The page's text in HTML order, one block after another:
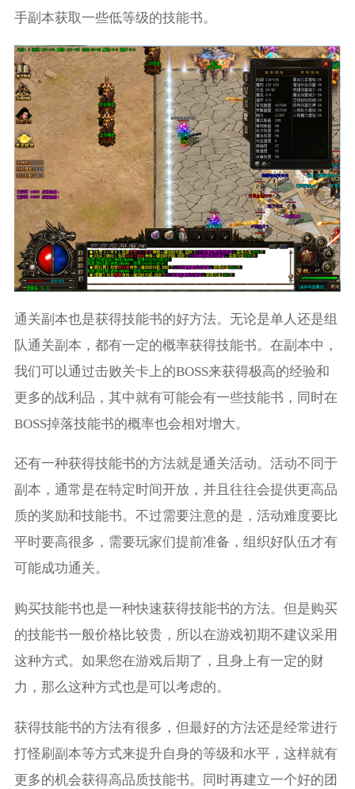
手副本获取一些低等级的技能书。
通关副本也是获得技能书的好方法。无论是单人还是组
队通关副本，都有一定的概率获得技能书。在副本中，
我们可以通过击败关卡上的BOSS来获得极高的经验和
更多的战利品，其中就有可能会有一些技能书，同时在
BOSS掉落技能书的概率也会相对增大。
还有一种获得技能书的方法就是通关活动。活动不同于
副本，通常是在特定时间开放，并且往往会提供更高品
质的奖励和技能书。不过需要注意的是，活动难度要比
平时要高很多，需要玩家们提前准备，组织好队伍才有
可能成功通关。
购买技能书也是一种快速获得技能书的方法。但是购买
的技能书一般价格比较贵，所以在游戏初期不建议采用
这种方式。如果您在游戏后期了，且身上有一定的财
力，那么这种方式也是可以考虑的。
获得技能书的方法有很多，但最好的方法还是经常进行
打怪刷副本等方式来提升自身的等级和水平，这样就有
更多的机会获得高品质技能书。同时再建立一个好的团